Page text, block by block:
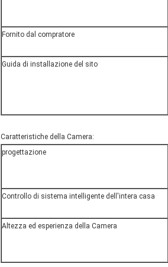
Fornito dal compratore
Guida di installazione del sito
Caratteristiche della Camera:
progettazione
Controllo di sistema intelligente dell'intera casa
Altezza ed esperienza della Camera